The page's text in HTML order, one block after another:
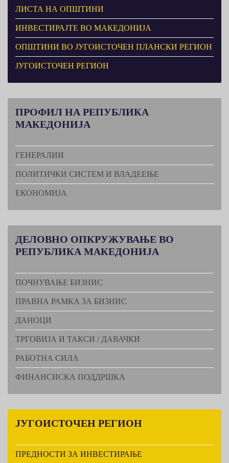
ЛИСТА НА ОПШТИНИ
ИНВЕСТИРАЈТЕ ВО МАКЕДОНИЈА
ОПШТИНИ ВО ЈУГОИСТОЧЕН ПЛАНСКИ РЕГИОН
ЈУГОИСТОЧЕН РЕГИОН
ПРОФИЛ НА РЕПУБЛИКА
МАКЕДОНИЈА
ГЕНЕРАЛИИ
ПОЛИТИЧКИ СИСТЕМ И ВЛАДЕЕЊЕ
ЕКОНОМИЈА
ДЕЛОВНО ОПКРУЖУВАЊЕ ВО
РЕПУБЛИКА МАКЕДОНИЈА
ПОЧНУВАЊЕ БИЗНИС
ПРАВНА РАМКА ЗА БИЗНИС
ДАНОЦИ
ТРГОВИЈА И ТАКСИ / ДАВАЧКИ
РАБОТНА СИЛА
ФИНАНСИСКА ПОДДРШКА
ЈУГОИСТОЧЕН РЕГИОН
ПРЕДНОСТИ ЗА ИНВЕСТИРАЊЕ